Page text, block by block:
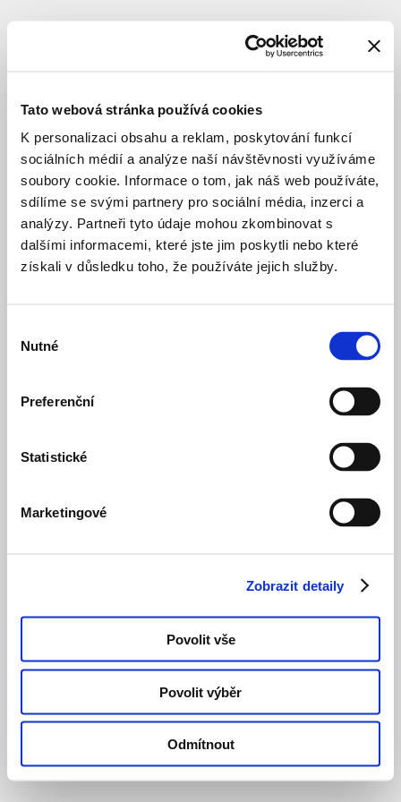
Tato webová stránka používá cookies
K personalizaci obsahu a reklam, poskytování funkcí
sociálních médií a analýze naší návštěvnosti využíváme
soubory cookie. Informace o tom, jak náš web používáte,
sdílíme se svými partnery pro sociální média, inzerci a
analýzy. Partneři tyto údaje mohou zkombinovat s
dalšími informacemi, které jste jim poskytli nebo které
získali v důsledku toho, že používáte jejich služby.
souhlasu
Nutné
Preferenční
Statistické
Marketingové
Zobrazit detaily
Povolit vše
Povolit výběr
Odmítnout
SUBJECT
NUSLE
s.r.o.
investor
3 years ago
Apartments
Hloubětín